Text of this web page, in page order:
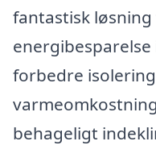
fantastisk
forbedre
behageligt